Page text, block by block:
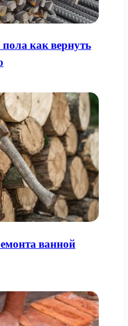
как вернуть
ванной